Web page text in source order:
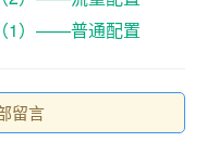
1）——普通配置
留言